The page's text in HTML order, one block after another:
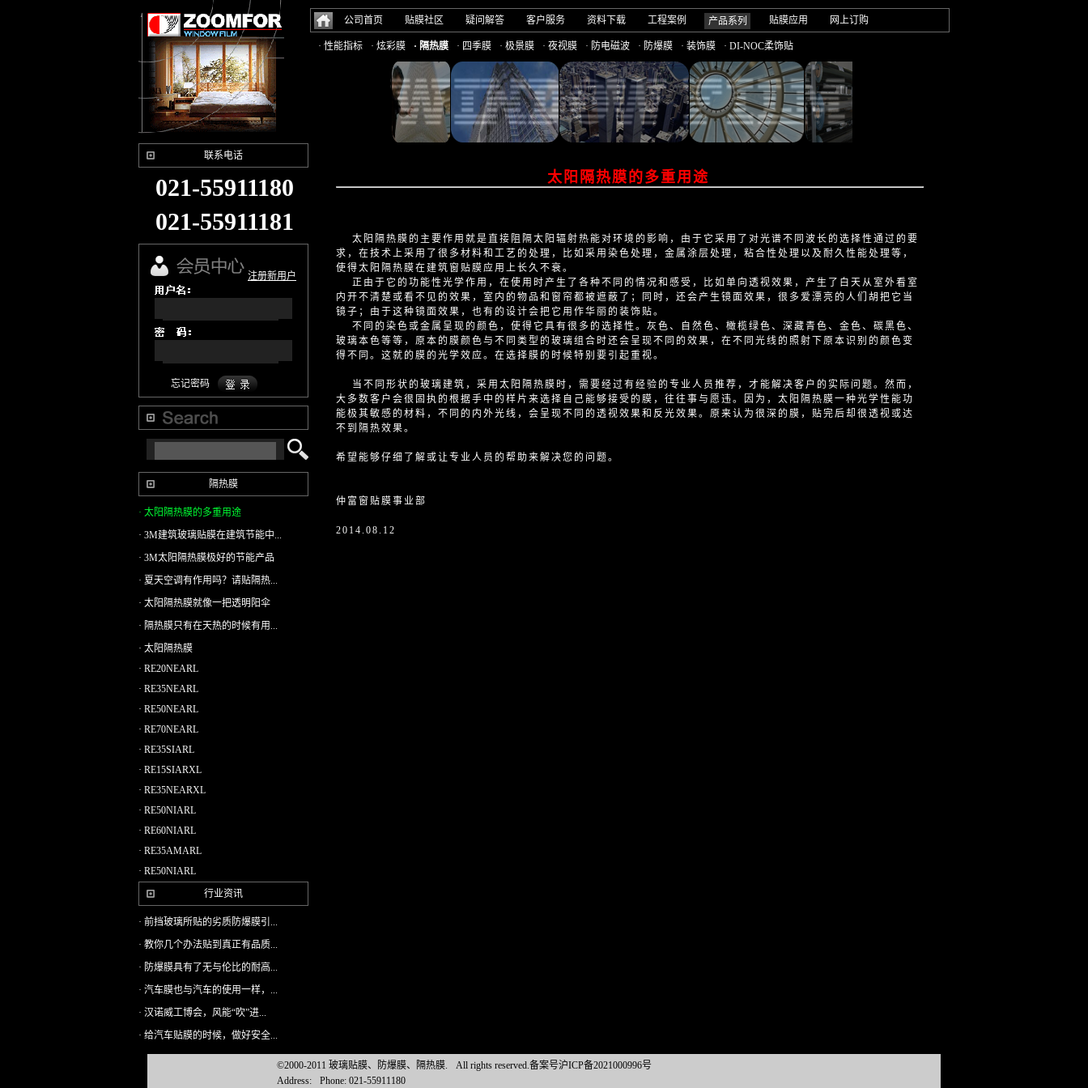
公司首页 贴膜社区 疑问解答 客户服务 资料下载 工程案例 产品系列 贴膜应用 网上订购
· 性能指标 · 炫彩膜 · 隔热膜 · 四季膜 · 极景膜 · 夜视膜 · 防电磁波 · 防爆膜 · 装饰膜 · DI-NOC柔饰贴
联系电话
021-55911180
021-55911181
注册新用户
忘记密码
隔热膜
· 太阳隔热膜的多重用途
· 3M建筑玻璃贴膜在建筑节能中...
· 3M太阳隔热膜极好的节能产品
· 夏天空调有作用吗？请贴隔热...
· 太阳隔热膜就像一把透明阳伞
· 隔热膜只有在天热的时候有用...
· 太阳隔热膜
· RE20NEARL
· RE35NEARL
· RE50NEARL
· RE70NEARL
· RE35SIARL
· RE15SIARXL
· RE35NEARXL
· RE50NIARL
· RE60NIARL
· RE35AMARL
· RE50NIARL
行业资讯
· 前挡玻璃所贴的劣质防爆膜引...
· 教你几个办法贴到真正有品质...
· 防爆膜具有了无与伦比的耐高...
· 汽车膜也与汽车的使用一样，...
· 汉诺威工博会，风能“吹”进...
· 给汽车贴膜的时候，做好安全...
太阳隔热膜的多重用途
太阳隔热膜的主要作用就是直接阻隔太阳辐射热能对环境的影响，由于它采用了对光谱不同波长的选择性通过的要
求，在技术上采用了很多材料和工艺的处理，比如采用染色处理，金属涂层处理，粘合性处理以及耐久性能处理等，
使得太阳隔热膜在建筑窗贴膜应用上长久不衰。
正由于它的功能性光学作用，在使用时产生了各种不同的情况和感受，比如单向透视效果，产生了白天从室外看室
内开不清楚或看不见的效果，室内的物品和窗帘都被遮蔽了；同时，还会产生镜面效果，很多爱漂亮的人们胡把它当
镜子；由于这种镜面效果，也有的设计会把它用作华丽的装饰贴。
不同的染色或金属呈现的颜色，使得它具有很多的选择性。灰色、自然色、橄榄绿色、深藏青色、金色、碳黑色、
玻璃本色等等，原本的膜颜色与不同类型的玻璃组合时还会呈现不同的效果，在不同光线的照射下原本识别的颜色变
得不同。这就的膜的光学效应。在选择膜的时候特别要引起重视。
当不同形状的玻璃建筑，采用太阳隔热膜时，需要经过有经验的专业人员推荐，才能解决客户的实际问题。然而，
大多数客户会很固执的根据手中的样片来选择自己能够接受的膜，往往事与愿违。因为，太阳隔热膜一种光学性能功
能极其敏感的材料，不同的内外光线，会呈现不同的透视效果和反光效果。原来认为很深的膜，贴完后却很透视或达
不到隔热效果。
希望能够仔细了解或让专业人员的帮助来解决您的问题。
仲富窗贴膜事业部
2014.08.12
©2000-2011 玻璃贴膜、防爆膜、隔热膜.
All rights reserved.备案号沪ICP备2021000996号
Address:
Phone: 021-55911180